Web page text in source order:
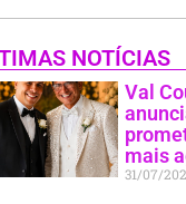
NOTÍCIAS
Val
mais
31/07/